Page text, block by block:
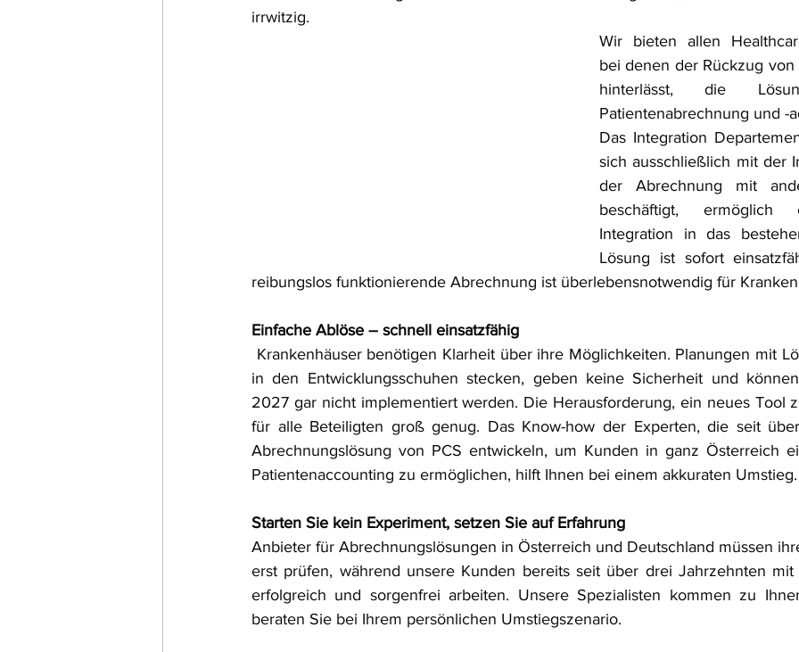
irrwitzig.
Wir bieten allen
bei denen der Rückzug
hinterlässt, die
Patientenabrechnung und -
Das Integration
sich ausschließlich mit der
der Abrechnung mit
beschäftigt, ermöglich
Integration in das
Lösung ist sofort
reibungslos funktionierende Abrechnung ist überlebensnotwendig für
Einfache Ablöse – schnell einsatzfähig
in den Entwicklungsschuhen stecken, geben keine Sicherheit und
2027 gar nicht implementiert werden. Die Herausforderung, ein neues Tool
für alle Beteiligten groß genug. Das Know-how der Experten, die seit
Abrechnungslösung von PCS entwickeln, um Kunden in ganz Österreich
Patientenaccounting zu ermöglichen, hilft Ihnen bei einem akkuraten Umstieg.
Starten Sie kein Experiment, setzen Sie auf Erfahrung
Anbieter für Abrechnungslösungen in Österreich und Deutschland müssen
erst prüfen, während unsere Kunden bereits seit über drei Jahrzehnten mit
erfolgreich und sorgenfrei arbeiten. Unsere Spezialisten kommen zu
beraten Sie bei Ihrem persönlichen Umstiegszenario.